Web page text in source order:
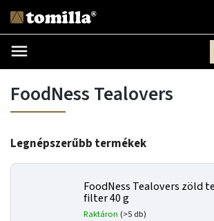
FoodNess Tealovers
Legnépszerűbb termékek
FoodNess Tealovers zöld
filter 40 g
Raktáron (>5 db)